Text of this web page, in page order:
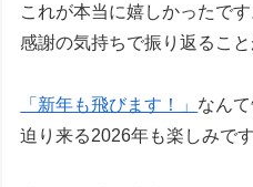
これが本当に嬉しかったで
感謝の気持ちで振り返るこ
「新年も飛びます！」 なん
迫り来る2026年も楽しみで